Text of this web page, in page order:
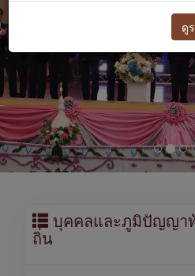
บุคคลและภูมิปัญญา
ถิ่น
ดู